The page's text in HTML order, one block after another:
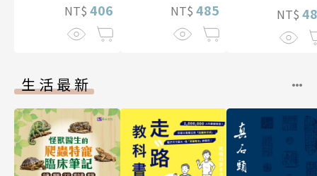
NT$ 406 NT$ 485 NT$
生活最新